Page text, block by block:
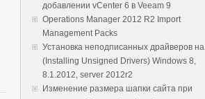
добавлении vCenter 6 в Veeam 9
Operations Manager 2012 R2 Import
Management Packs
Установка неподписанных драйверов на
(Installing Unsigned Drivers) Windows 8,
8.1.2012, server 2012r2
Изменение размера шапки сайта при